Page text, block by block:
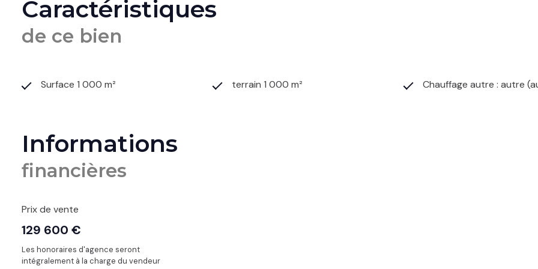
Caractéristiques
de ce bien
Surface 1 000 m² terrain 1 000 m² Chauffage autre : autre
Informations
financières
Prix de vente
129 600 €
Les honoraires d'agence seront
intégralement à la charge du vendeur